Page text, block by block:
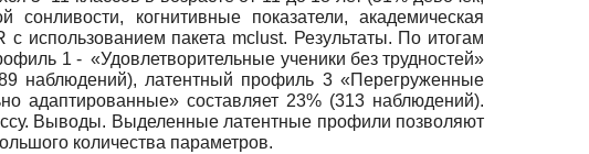
когнитивные показатели, академическая
использованием пакета mclust. Результаты. По итогам
1 - «Удовлетворительные ученики без трудностей»
наблюдений), латентный профиль 3 «Перегруженные
адаптированные» составляет 23% (313 наблюдений).
Выводы. Выделенные латентные профили позволяют
количества параметров.